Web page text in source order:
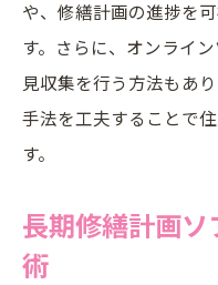
や、修繕計画の進捗を
す。さらに、オンライ
見収集を行う方法もあ
手法を工夫することで
す。
長期修繕計画
術